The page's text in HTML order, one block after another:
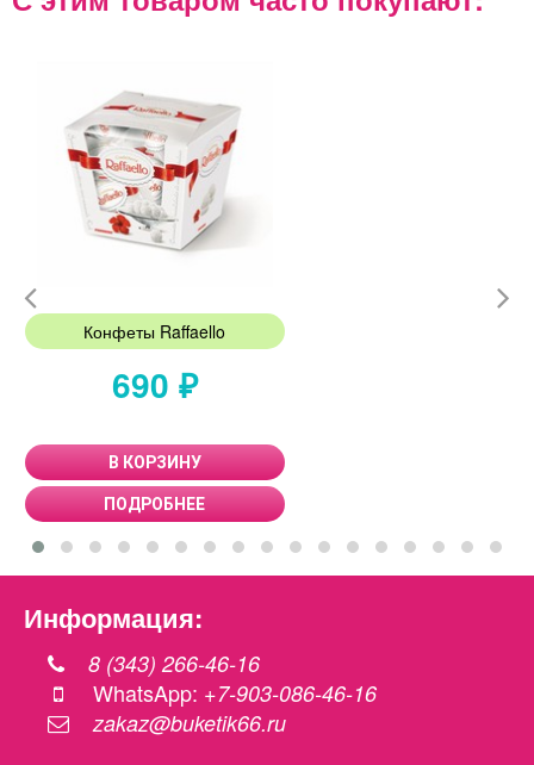
Конфеты Raffaello
690 ₽
В КОРЗИНУ
ПОДРОБНЕЕ
Информация:
8 (343) 266-46-16
WhatsApp: +7-903-086-46-16
zakaz@buketik66.ru